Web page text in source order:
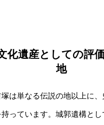
化遺産としての評
地
は単なる伝説の地以上に
っています。城郭遺構と